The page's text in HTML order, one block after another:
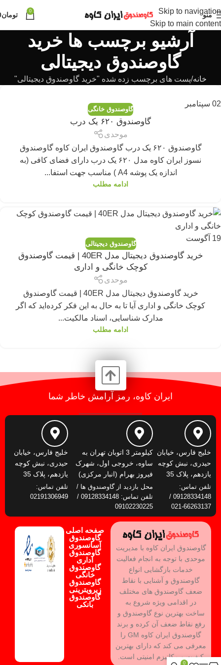
Skip to navigation
Skip to main content
منو 0 تومان
آرشیو برچسب ها خرید
گاوصندوق دیجیتالی
خانه پست های برچسب زده شده "خرید گاوصندوق دیجیتالی"
02 سپتامبر
گاوصندوق خانگی
گاوصندوق ۶۲۰ یک درب
موحدی
گاوصندوق ۶۲۰ یک درب گاوصندوق ایران کاوه گاوصندوق
نسوز ایران کاوه مدل ۶۲۰ یک درب دارای فضای کافی (به
اندازه یک پوشه A4 ) مناسب جهت استفا...
ادامه مطلب
19 آگوست
گاوصندوق دیجیتالی
خرید گاوصندوق دیجیتال مدل 40ER | قیمت گاوصندوق
کوچک خانگی و اداری
موحدی
خرید گاوصندوق دیجیتال مدل 40ER | قیمت گاوصندوق
کوچک خانگی و اداری آیا تا به حال به این فکر کرده‌اید که اگر
مدارک شناسایی، اسناد مالکیت...
ادامه مطلب
ایران کاوه، رمز آرامش خاطر شما
خلیج فارس، خیابان
حیدری، نبش کوچه
یازدهم، پلاک 35
تلفن تماس:
09128334148 /
66263137-021
کیلومتر 3 اتوبان تهران به
ساوه، خروجی اول، شهرک
فیروز بهرام (انبار مرکزی)
محل بازدید از گاوصندوق ها /
تلفن تماس: 09128334148 /
09102230225
خلیج فارس، خیابان
حیدری، نبش کوچه
یازدهم، پلاک 35
تلفن تماس:
02191306949
گاوصندوق ایران کاوه با مدیریت
موحدی با توجه به انجام فعالیت
خدمات بازگشایی انواع
گاوصندوق و آشنایی با نقاط
ضعف گاوصندوق های مختلف
در اقدامی ویژه شروع به
ساخت بهترین نوع گاوصندوق و
رفع نقاط ضعف آن کرده و برند
گاوصندوق ایران کاوه GM را
معرفی می کند که دارای بهترین
کیفیت و مکانیزم امنیتی است.
صفحه اصلی
گاوصندوق
آسانسوری
گاوصندوق
اداری
گاوصندوق
خانگی
گاوصندوق
زیرویترینی
گاوصندوق
بانکی
0